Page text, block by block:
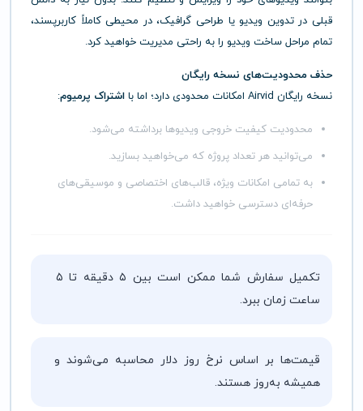
قبلی در تدوین ویدیو یا طراحی گرافیک، در محیطی کاملاً کاربرپسند،
تمام مراحل ساخت ویدیو را به راحتی مدیریت خواهید کرد.
حذف محدودیت‌های نسخه رایگان
نسخه رایگان Airvid امکانات محدودی دارد؛ اما با
اشتراک پرمیوم:
محدودیت کیفیت خروجی ویدیوها برداشته می‌شود.
می‌توانید هر تعداد پروژه که می‌خواهید بسازید.
به تمامی امکانات ویژه، قالب‌های اختصاصی و موسیقی‌های
حرفه‌ای دسترسی خواهید داشت.
تکمیل سفارش شما ممکن است بین ۵ دقیقه تا ۵
ساعت زمان ببرد.
قیمت‌ها بر اساس نرخ روز دلار محاسبه می‌شوند و
همیشه به‌روز هستند.